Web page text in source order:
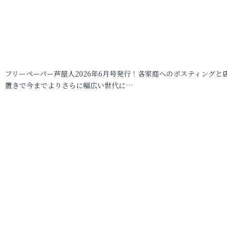
フリーペーパー芦屋人2026年6月号発行！各家庭へのポスティングと
置きで今までよりさらに幅広い世代に…